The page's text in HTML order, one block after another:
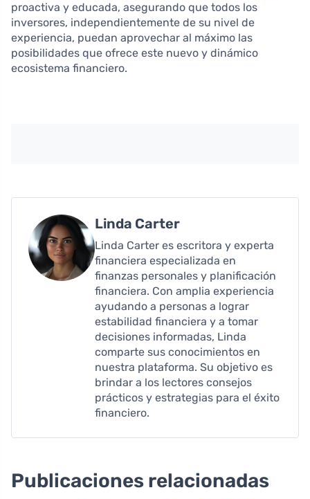
proactiva y educada, asegurando que todos los
inversores, independientemente de su nivel de
experiencia, puedan aprovechar al máximo las
posibilidades que ofrece este nuevo y dinámico
ecosistema financiero.
Linda Carter
Linda Carter es escritora y experta
financiera especializada en
finanzas personales y planificación
financiera. Con amplia experiencia
ayudando a personas a lograr
estabilidad financiera y a tomar
decisiones informadas, Linda
comparte sus conocimientos en
nuestra plataforma. Su objetivo es
brindar a los lectores consejos
prácticos y estrategias para el éxito
financiero.
Publicaciones relacionadas